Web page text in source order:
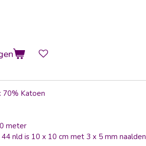
70% Katoen
meter
nld is 10 x 10 cm met 3 x 5 mm naalden